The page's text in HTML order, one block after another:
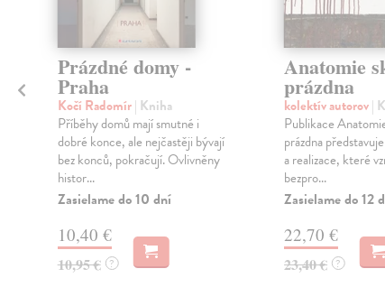
Prázdné domy -
Praha
Kočí Radomír| Kniha
Příběhy domů mají smutné i
dobré konce, ale nejčastěji bývají
bez konců, pokračují. Ovlivněny
histor...
Zasielame do 10 dní
10,40 €
10,95 € ?
Anatomie
prázdna
kolektív autorov|
Publikace
prázdna
a realizace, které
bezpro...
Zasielame do 12
22,70 €
23,40 € ?